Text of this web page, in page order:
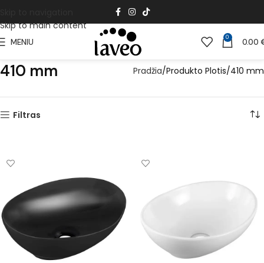
Skip to main content
MENIU 0 0.00
410 mm Pradžia Produkto Plotis 410 mm
Filtras